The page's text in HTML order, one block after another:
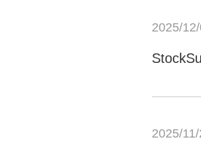
2025/
2025/